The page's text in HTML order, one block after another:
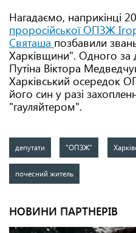
Нагадаємо, наприкінці
проросійської ОПЗЖ
Святаша позбавили
Харківщини". Одного за
Путіна Віктора
Харківський осередок
його син у разі
"гауляйтером".
депутати "ОПЗЖ"
почесний житель